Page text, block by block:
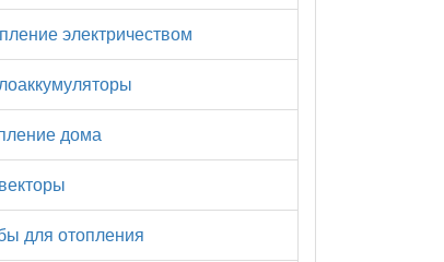
электричеством
дома
для отопления